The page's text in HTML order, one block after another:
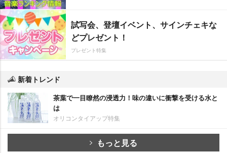
試写会、登壇イベント、サインチェキな
どプレゼント！
プレゼント特集
新着トレンド
茶葉で一目瞭然の浸透力！味の違いに衝撃を受ける水と
は
オリコンタイアップ特集
もっと見る